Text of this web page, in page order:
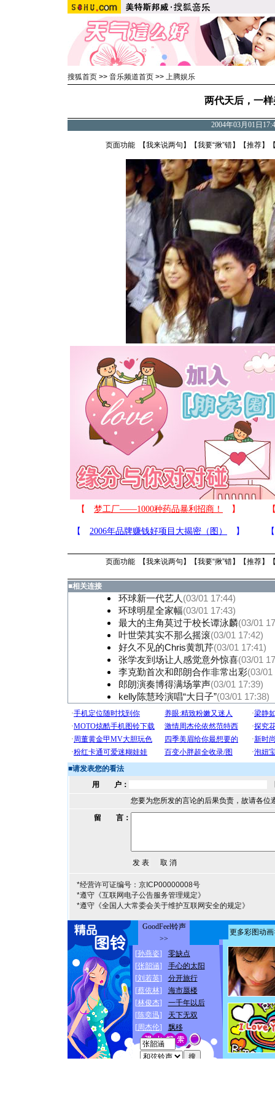
搜狐首页 >> 音乐频道首页 >> 上腾娱乐
两代天后，一
2004年03月01日
页面功能 【我来说两句 】【我要“揪”错】【推荐】
页面功能 【我来说两句 】【我要“揪”错】【推荐】
■相关连接
环球新一代艺人 (03/01 17:44)
环球明星全家幅(03/01 17:43)
最大的主角莫过于校长谭泳麟(03/01
叶世荣其实不那么摇滚(03/01 17:42)
好久不见的Chris黄凯芹(03/01 17:41)
张学友到场让人感觉意外惊喜(03/01
李克勤首次和郎朗合作非常出彩(03/01
郎朗演奏博得满场掌声(03/01 17:39)
kelly陈慧玲演唱“大日子”(03/01 17:38)
■请发表您的看法
用 户：
您要为您所发的言论的后果负责，故请各位
留 言：
*经营许可证编号：京ICP00000008号
*遵守《互联网电子公告服务管理规定》
*遵守《全国人大常委会关于维护互联网安全的规定》